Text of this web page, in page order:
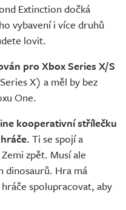
Extinction dočká
vybavení i více druhů
lovit.
pro Xbox Series X/S
X) a měl by bez
One.
kooperativní střílečku
. Ti se spojí a
zpět. Musí ale
dinosaurů. Hra má
spolupracovat, aby